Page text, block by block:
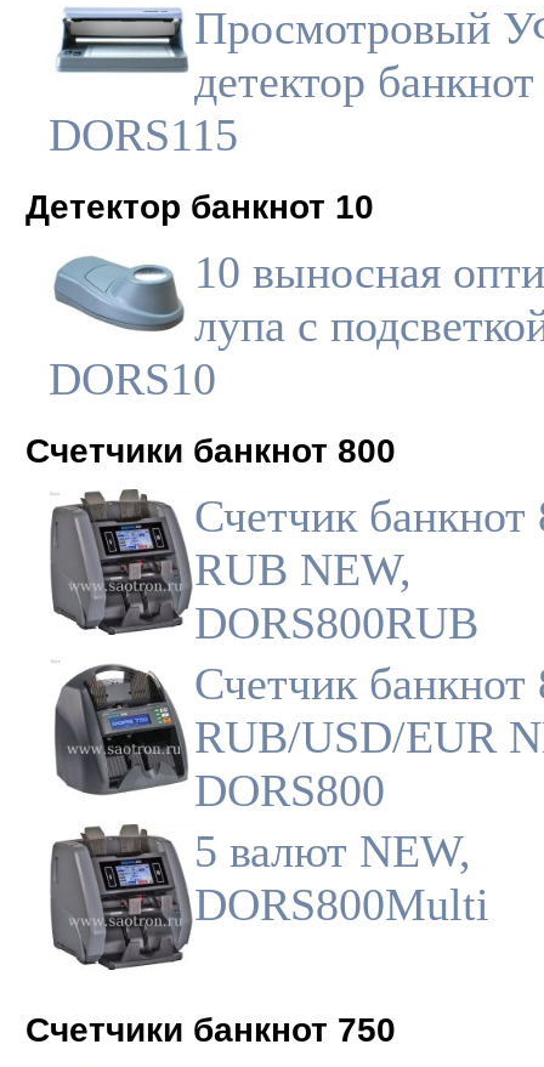
Просмотровый
детектор
DORS115
Детектор банкнот 10
10 выносная
лупа с
DORS10
Счетчики банкнот 800
Счетчик банкнот
RUB NEW,
DORS800RUB
Счетчик банкнот
RUB/USD/EUR
DORS800
5 валют NEW,
DORS800Multi
Счетчики банкнот 750